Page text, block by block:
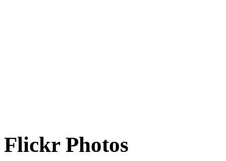
Flickr Photos